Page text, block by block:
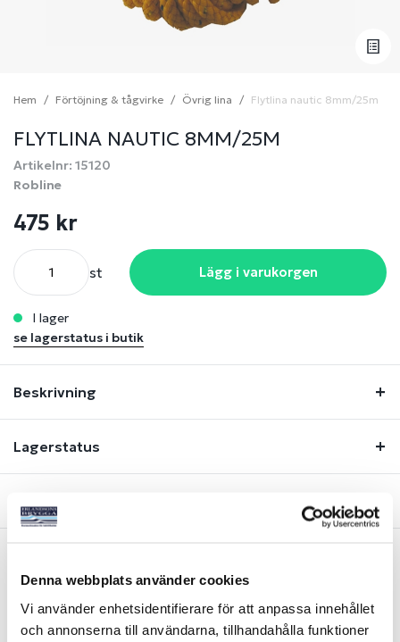
Denna webbplats använder cookies
Vi använder enhetsidentifierare för att anpassa innehållet
och annonserna till användarna, tillhandahålla funktioner
Hem Förtöjning & tågvirke Övrig lina Flytlina nautic 8mm/25m
FLYTLINA NAUTIC 8MM/25M
Artikelnr: 15120
Robline
475 kr
st Lägg i varukorgen
i lager
se lagerstatus i butik
Beskrivning
Lagerstatus
Liknande produkter